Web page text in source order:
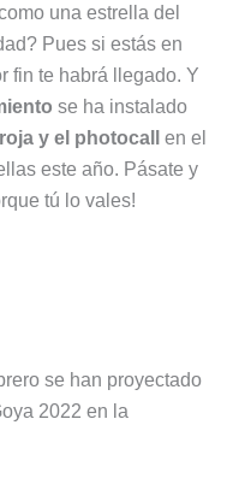
una estrella del
Pues si estás en
fin te habrá llegado. Y
se ha instalado
y el photocall
en el
este año. Pásate y
tú lo vales!
se han proyectado
2022 en la